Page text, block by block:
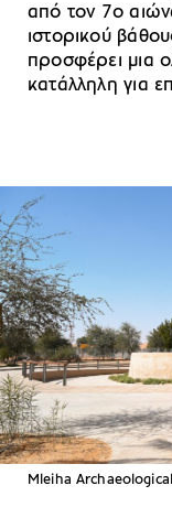
από τον 7ο
ιστορικού
προσφέρει μια
κατάλληλη για
Mleiha